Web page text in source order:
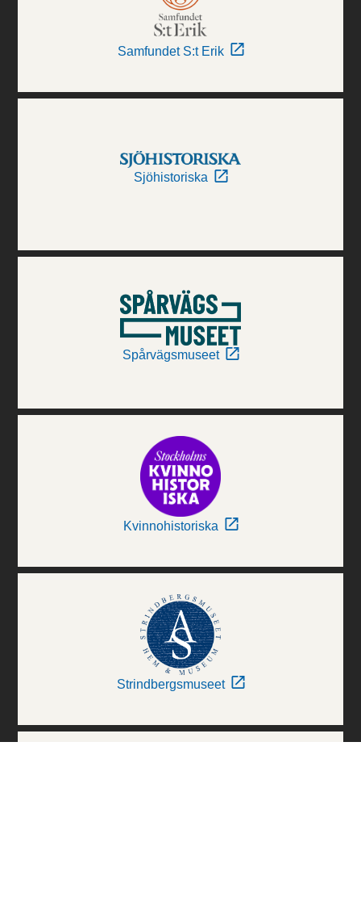
Samfundet S:t Erik
Sjöhistoriska
Spårvägsmuseet
Kvinnohistoriska
Strindbergsmuseet